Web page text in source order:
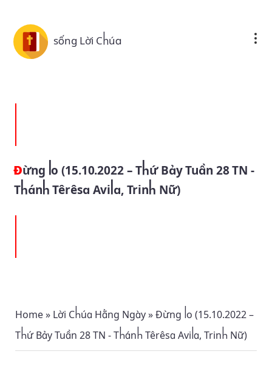
sống Lời Chúa
Đừng lo (15.10.2022 – Thứ Bảy Tuần 28 TN -
Thánh Têrêsa Avila, Trinh Nữ)
Home» Lời Chúa Hằng Ngày» Đừng lo (15.10.2022 –
Thứ Bảy Tuần 28 TN - Thánh Têrêsa Avila, Trinh Nữ)